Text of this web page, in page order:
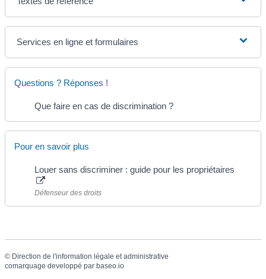
Services en ligne et formulaires
Questions ? Réponses !
Que faire en cas de discrimination ?
Pour en savoir plus
Louer sans discriminer : guide pour les propriétaires
Défenseur des droits
© Direction de l'information légale et administrative
comarquage developpé par baseo.io